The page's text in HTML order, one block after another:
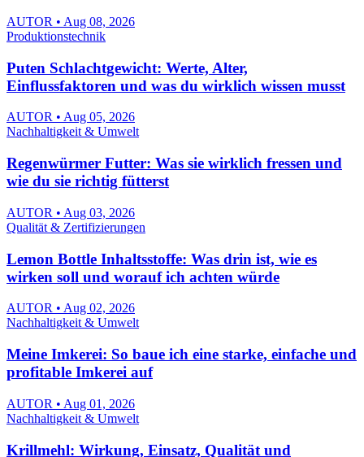
AUTOR • Aug 08, 2026
Produktionstechnik
Puten Schlachtgewicht: Werte, Alter,
Einflussfaktoren und was du wirklich wissen musst
AUTOR • Aug 05, 2026
Nachhaltigkeit & Umwelt
Regenwürmer Futter: Was sie wirklich fressen und
wie du sie richtig fütterst
AUTOR • Aug 03, 2026
Qualität & Zertifizierungen
Lemon Bottle Inhaltsstoffe: Was drin ist, wie es
wirken soll und worauf ich achten würde
AUTOR • Aug 02, 2026
Nachhaltigkeit & Umwelt
Meine Imkerei: So baue ich eine starke, einfache und
profitable Imkerei auf
AUTOR • Aug 01, 2026
Nachhaltigkeit & Umwelt
Krillmehl: Wirkung, Einsatz, Qualität und